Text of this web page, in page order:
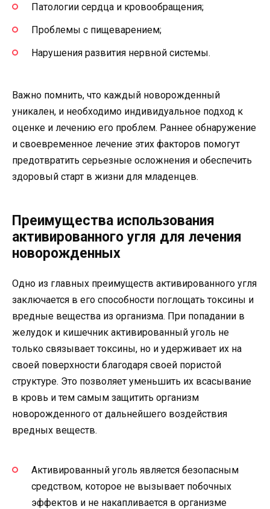
Патологии сердца и кровообращения;
Проблемы с пищеварением;
Нарушения развития нервной системы.
Важно помнить, что каждый новорожденный
уникален, и необходимо индивидуальное подход к
оценке и лечению его проблем. Раннее обнаружение
и своевременное лечение этих факторов помогут
предотвратить серьезные осложнения и обеспечить
здоровый старт в жизни для младенцев.
Преимущества использования
активированного угля для лечения
новорожденных
Одно из главных преимуществ активированного угля
заключается в его способности поглощать токсины и
вредные вещества из организма. При попадании в
желудок и кишечник активированный уголь не
только связывает токсины, но и удерживает их на
своей поверхности благодаря своей пористой
структуре. Это позволяет уменьшить их всасывание
в кровь и тем самым защитить организм
новорожденного от дальнейшего воздействия
вредных веществ.
Активированный уголь является безопасным
средством, которое не вызывает побочных
эффектов и не накапливается в организме